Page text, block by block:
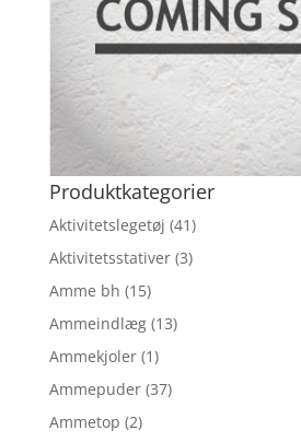
Produktkategorier
Aktivitetslegetøj (41)
Aktivitetsstativer (3)
Amme bh (15)
Ammeindlæg (13)
Ammekjoler (1)
Ammepuder (37)
Ammetop (2)